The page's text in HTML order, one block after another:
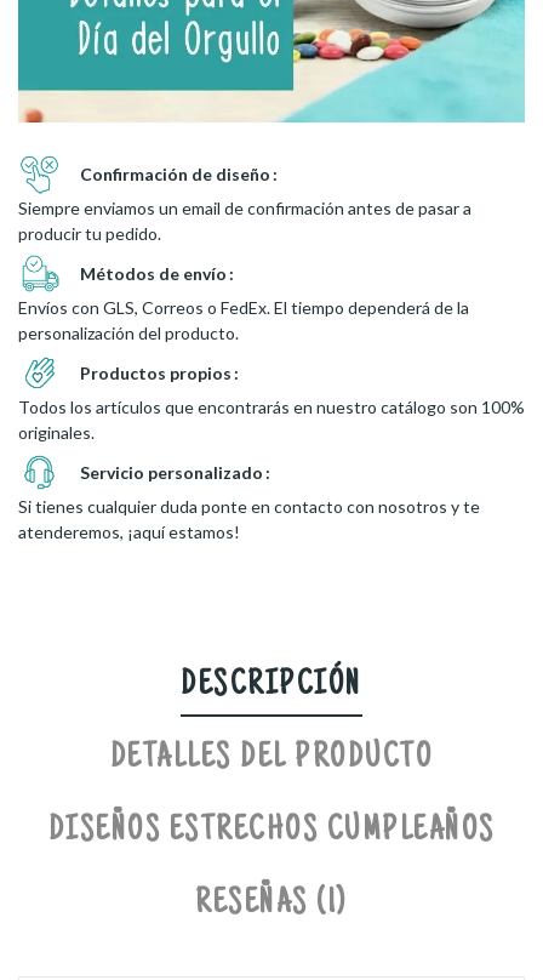
Confirmación de diseño
Siempre enviamos un email de confirmación antes de pasar a
producir tu pedido.
Métodos de envío
Envíos con GLS, Correos o FedEx. El tiempo dependerá de la
personalización del producto.
Productos propios
Todos los artículos que encontrarás en nuestro catálogo son 100%
originales.
Servicio personalizado
Si tienes cualquier duda ponte en contacto con nosotros y te
atenderemos, ¡aquí estamos!
DESCRIPCIÓN
DETALLES DEL PRODUCTO
DISEÑOS ESTRECHOS CUMPLEAÑOS
RESEÑAS (1)